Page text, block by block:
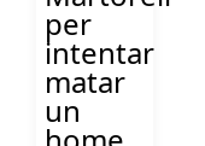
per
intentar
matar
un